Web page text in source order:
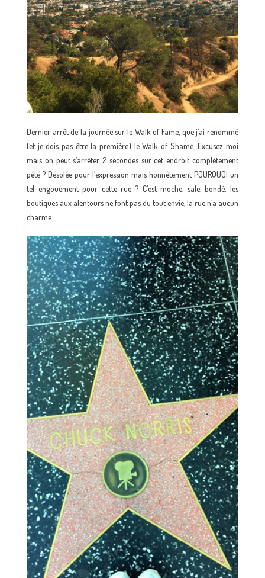
Dernier arrêt de la journée sur le Walk of Fame, que j’ai renommé
(et je dois pas être la première) le Walk of Shame. Excusez moi
mais on peut s’arrêter 2 secondes sur cet endroit complètement
pété ? Désolée pour l’expression mais honnêtement POURQUOI un
tel engouement pour cette rue ? C’est moche, sale, bondé, les
boutiques aux alentours ne font pas du tout envie, la rue n’a aucun
charme …